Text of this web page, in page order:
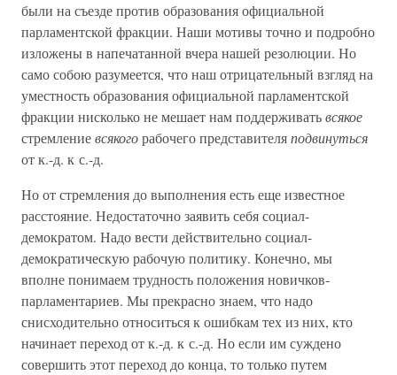
были на съезде против образования официальной
парламентской фракции. Наши мотивы точно и подробно
изложены в напечатанной вчера нашей резолюции. Но
само собою разумеется, что наш отрицательный взгляд на
уместность образования официальной парламентской
фракции нисколько не мешает нам поддерживатьвсякое
стремлениевсякогорабочего представителяподвинуться
от к.-д. к с.-д.
Но от стремления до выполнения есть еще известное
расстояние. Недостаточно заявить себя социал-
демократом. Надо вести действительно социал-
демократическую рабочую политику. Конечно, мы
вполне понимаем трудность положения новичков-
парламентариев. Мы прекрасно знаем, что надо
снисходительно относиться к ошибкам тех из них, кто
начинает переход от к.-д. к с.-д. Но если им суждено
совершить этот переход до конца, то только путем